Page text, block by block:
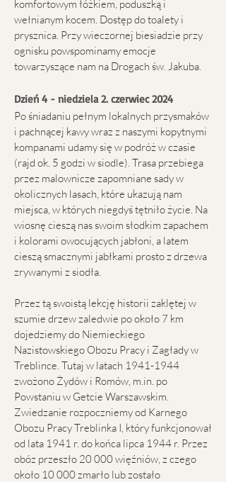
komfortowym łóżkiem, poduszką i
wełnianym kocem. Dostęp do toalety i
prysznica. Przy wieczornej biesiadzie przy
ognisku powspominamy emocje
towarzyszące nam na Drogach św. Jakuba.
Dzień 4 - niedziela 2. czerwiec 2024
Po śniadaniu pełnym lokalnych przysmaków
i pachnącej kawy wraz z naszymi kopytnymi
kompanami udamy się w podróż w czasie
(rajd ok. 5 godzi w siodle). Trasa przebiega
przez malownicze zapomniane sady w
okolicznych lasach, które ukazują nam
miejsca, w których niegdyś tętniło życie. Na
wiosnę cieszą nas swoim słodkim zapachem
i kolorami owocujących jabłoni, a latem
cieszą smacznymi jabłkami prosto z drzewa
zrywanymi z siodła.
Przez tą swoistą lekcję historii zaklętej w
szumie drzew zaledwie po około 7 km
dojedziemy do Niemieckiego
Nazistowskiego Obozu Pracy i Zagłady w
Treblince. Tutaj w latach 1941-1944
zwożono Żydów i Romów, m.in. po
Powstaniu w Getcie Warszawskim.
Zwiedzanie rozpoczniemy od Karnego
Obozu Pracy Treblinka I, który funkcjonował
od lata 1941 r. do końca lipca 1944 r. Przez
obóz przeszło 20 000 więźniów, z czego
około 10 000 zmarło lub zostało